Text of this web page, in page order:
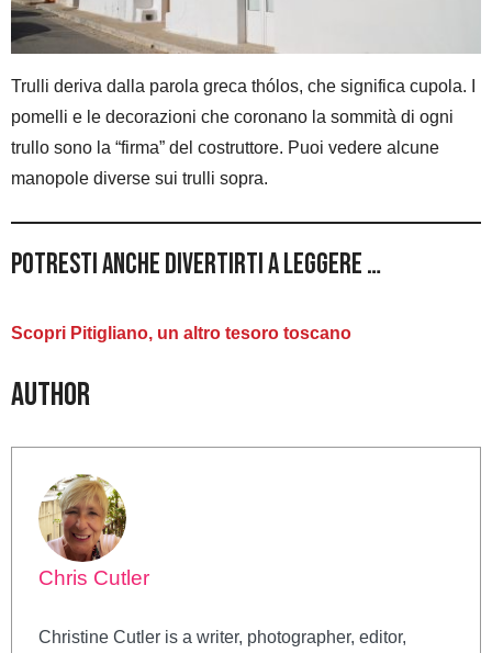
Trulli deriva dalla parola greca thólos, che significa cupola. I
pomelli e le decorazioni che coronano la sommità di ogni
trullo sono la “firma” del costruttore. Puoi vedere alcune
manopole diverse sui trulli sopra.
Potresti anche divertirti a leggere …
Scopri Pitigliano, un altro tesoro toscano
Author
Chris Cutler
Christine Cutler is a writer, photographer, editor,